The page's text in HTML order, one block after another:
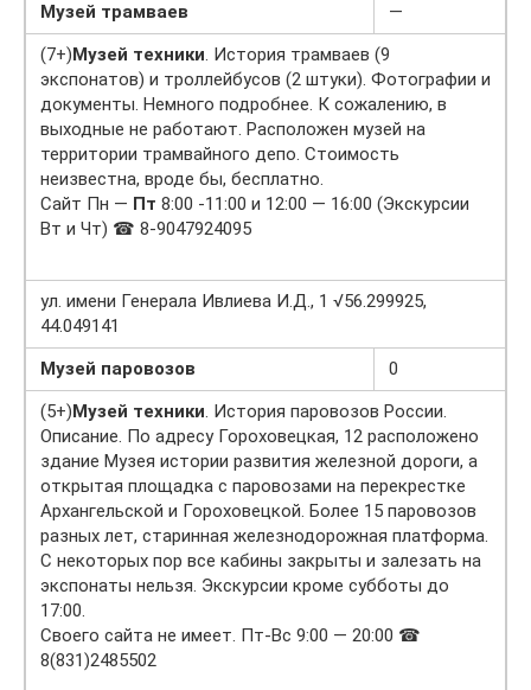
Музей трамваев
—
(7+)Музей техники. История трамваев (9
экспонатов) и троллейбусов (2 штуки). Фотографии и
документы. Немного подробнее. К сожалению, в
выходные не работают. Расположен музей на
территории трамвайного депо. Стоимость
неизвестна, вроде бы, бесплатно.
Сайт Пн — Пт 8:00 -11:00 и 12:00 — 16:00 (Экскурсии
Вт и Чт) ☎ 8-9047924095
ул. имени Генерала Ивлиева И.Д., 1 √56.299925,
44.049141
Музей паровозов
0
(5+)Музей техники. История паровозов России.
Описание. По адресу Гороховецкая, 12 расположено
здание Музея истории развития железной дороги, а
открытая площадка с паровозами на перекрестке
Архангельской и Гороховецкой. Более 15 паровозов
разных лет, старинная железнодорожная платформа.
С некоторых пор все кабины закрыты и залезать на
экспонаты нельзя. Экскурсии кроме субботы до
17:00.
Своего сайта не имеет. Пт-Вс 9:00 — 20:00 ☎
8(831)2485502